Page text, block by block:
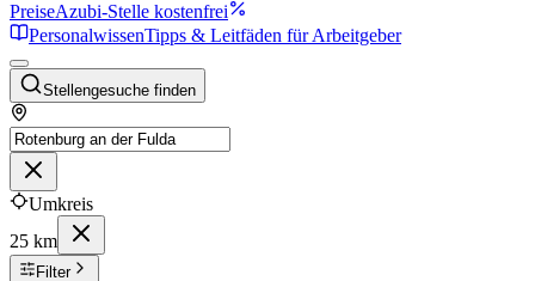
PreiseAzubi-Stelle kostenfrei
PersonalwissenTipps & Leitfäden für Arbeitgeber
Stellengesuche finden
Umkreis
25 km
Filter